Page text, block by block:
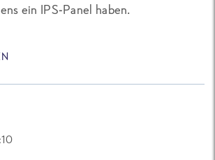
ein IPS-Panel haben.